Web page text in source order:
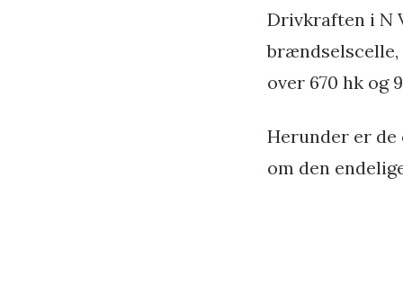
Drivkraften i N
over 670 hk og
Herunder er
om den